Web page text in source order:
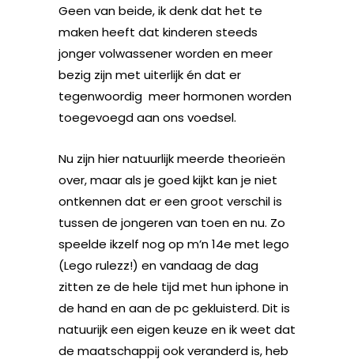
Geen van beide, ik denk dat het te
maken heeft dat kinderen steeds
jonger volwassener worden en meer
bezig zijn met uiterlijk én dat er
tegenwoordig meer hormonen worden
toegevoegd aan ons voedsel.
Nu zijn hier natuurlijk meerde theorieën
over, maar als je goed kijkt kan je niet
ontkennen dat er een groot verschil is
tussen de jongeren van toen en nu. Zo
speelde ikzelf nog op m’n 14e met lego
(Lego rulezz!) en vandaag de dag
zitten ze de hele tijd met hun iphone in
de hand en aan de pc gekluisterd. Dit is
natuurijk een eigen keuze en ik weet dat
de maatschappij ook veranderd is, heb